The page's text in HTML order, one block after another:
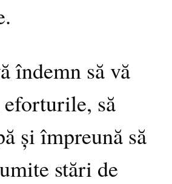
îndemn să vă
să
și împreună să
stări de